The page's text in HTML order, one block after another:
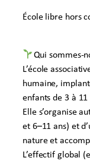
École libre hors
Qui sommes-
L’école
humaine,
enfants de 3 à 11
Elle s’organise
et 6–11 ans) et
nature et
L’effectif global